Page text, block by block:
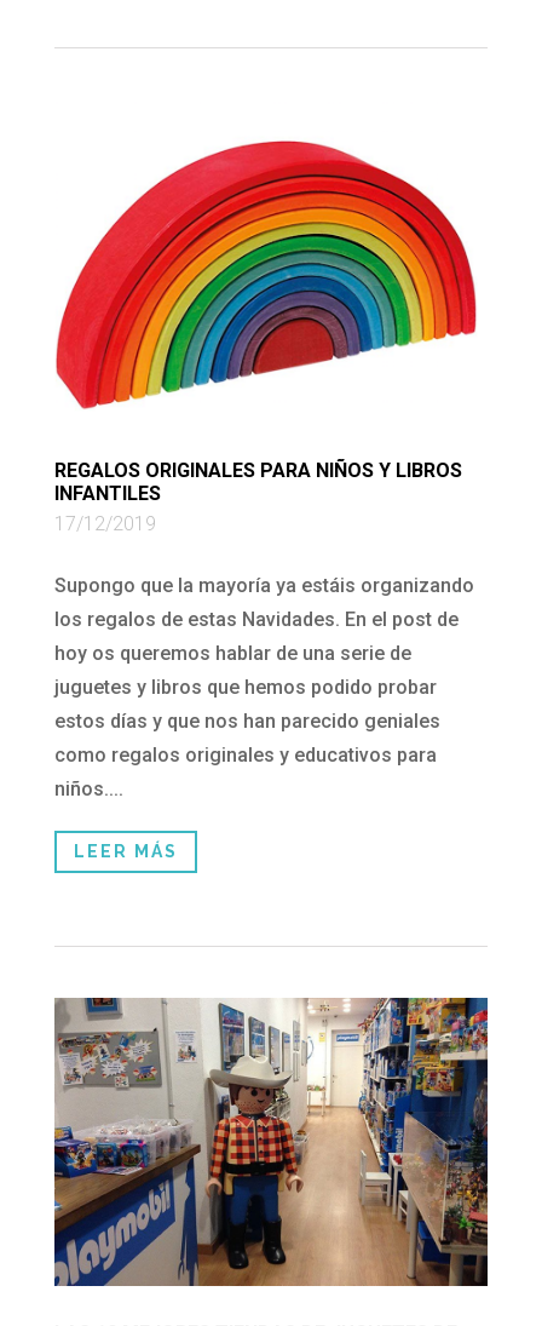
REGALOS ORIGINALES PARA NIÑOS Y LIBROS
INFANTILES
17/12/2019
Supongo que la mayoría ya estáis organizando
los regalos de estas Navidades. En el post de
hoy os queremos hablar de una serie de
juguetes y libros que hemos podido probar
estos días y que nos han parecido geniales
como regalos originales y educativos para
niños....
LEER MÁS